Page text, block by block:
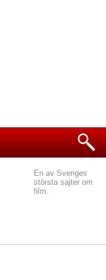
En av Sveriges
största sajter om
film.